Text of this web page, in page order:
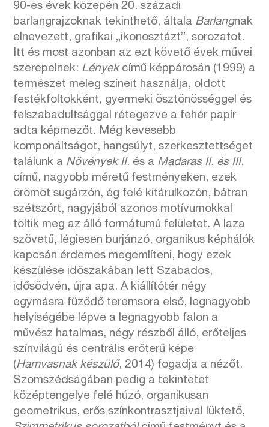
90-es évek közepén 20. századi
barlangrajzoknak tekinthető, általa Barlangnak
elnevezett, grafikai „ikonosztázt”, sorozatot.
Itt és most azonban az ezt követő évek művei
szerepelnek: Lények című képpárosán (1999) a
természet meleg színeit használja, oldott
festékfoltokként, gyermeki ösztönösséggel és
felszabadultsággal rétegezve a fehér papír
adta képmezőt. Még kevesebb
komponáltságot, hangsúlyt, szerkesztettséget
találunk a Növények II. és a Madaras II. és III.
című, nagyobb méretű festményeken, ezek
örömöt sugárzón, ég felé kitárulkozón, bátran
szétszórt, nagyjából azonos motívumokkal
töltik meg az álló formátumú felületet. A laza
szövetű, légiesen burjánzó, organikus képhálók
kapcsán érdemes megemlíteni, hogy ezek
készülése időszakában lett Szabados,
idősödvén, újra apa. A kiállítótér négy
egymásra fűződő teremsora első, legnagyobb
helyiségébe lépve a legnagyobb falon a
művész hatalmas, négy részből álló, erőteljes
színvilágú és centrális erőterű képe
(Hamvasnak készülő, 2014) fogadja a nézőt.
Szomszédságában pedig a tekintetet
középtengelye felé húzó, organikusan
geometrikus, erős színkontrasztjaival lüktető,